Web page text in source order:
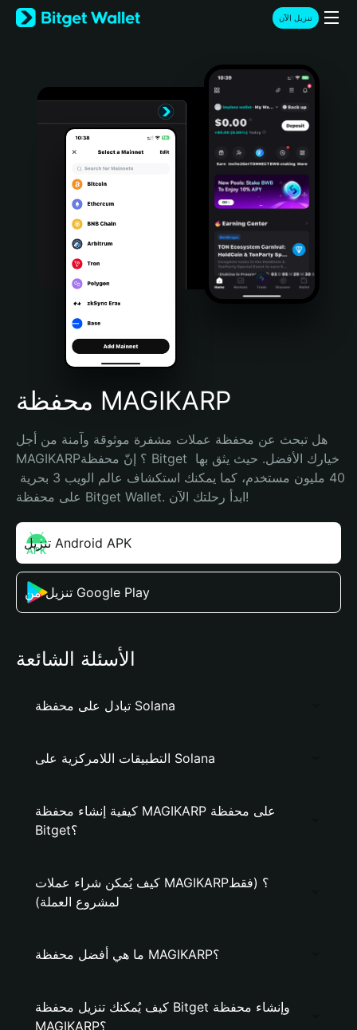
English
日本語
Türkçe
Português (Portugal)
Bahasa Indonesia
Português (Brasil)
Español (Argentina)
تنزيل الآن
محفظة MAGIKARP
هل تبحث عن محفظة عملات مشفرة موثوقة وآمنة من أجل
MAGIKARP؟ إنّ محفظة Bitget خيارك الأفضل. حيث يثق بها
على محفظة Bitget Wallet. ابدأ رحلتك الآن!
تنزيل Android APK
تنزيل من Google Play
الأسئلة الشائعة
تبادل على محفظة Solana
التطبيقات اللامركزية على Solana
كيفية إنشاء محفظة MAGIKARP على محفظة
Bitget؟
كيف يُمكن شراء عملات MAGIKARP؟ (فقط
لمشروع العملة)
ما هي أفضل محفظة MAGIKARP؟
كيف يُمكنك تنزيل محفظة Bitget وإنشاء محفظة
MAGIKARP؟